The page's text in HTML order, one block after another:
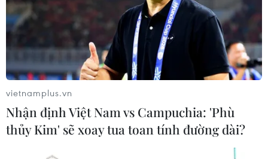
Gia tăng kim ngạch xuất nhập khẩu hai
chiều giữa Việt Nam và Singapore
Trong tháng 3/2024, tổng kim ngạch xuất nhập khẩu
giữa Việt Nam và Singapore đạt hơn 2,54 tỷ SGD (1,87
tỷ USD), tăng 4,29% so với cùng kỳ năm 2023.
vietnamplus.vn
Nhận định Việt Nam vs Campuchia: 'Phù
thủy Kim' sẽ xoay tua toan tính đường dài?